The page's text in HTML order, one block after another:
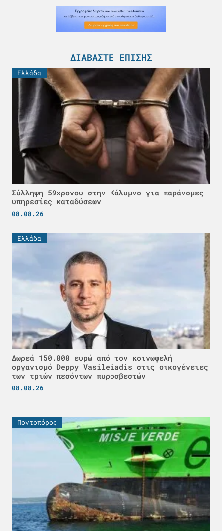
ΔΙΑΒΆΣΤΕ ΕΠΊΣΗΣ
Ελλάδα
Σύλληψη 59χρονου στην Κάλυμνο για παράνομες
υπηρεσίες καταδύσεων
08.08.26
Ελλάδα
Δωρεά 150.000 ευρώ από τον κοινωφελή
οργανισμό Deppy Vasileiadis στις οικογένειες
των τριών πεσόντων πυροσβεστών
08.08.26
Ποντοπόρος